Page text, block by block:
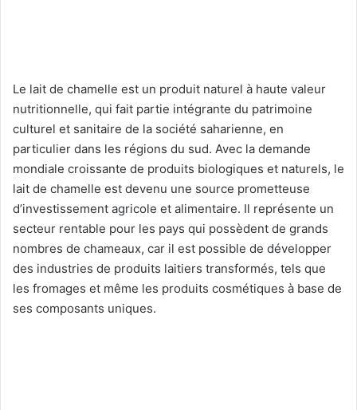
Le lait de chamelle est un produit naturel à haute valeur
nutritionnelle, qui fait partie intégrante du patrimoine
culturel et sanitaire de la société saharienne, en
particulier dans les régions du sud. Avec la demande
mondiale croissante de produits biologiques et naturels, le
lait de chamelle est devenu une source prometteuse
d’investissement agricole et alimentaire. Il représente un
secteur rentable pour les pays qui possèdent de grands
nombres de chameaux, car il est possible de développer
des industries de produits laitiers transformés, tels que
les fromages et même les produits cosmétiques à base de
ses composants uniques.